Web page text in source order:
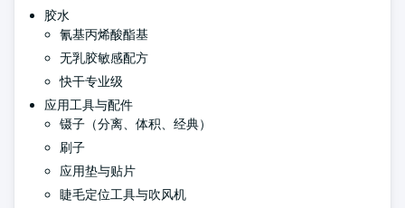
胶水
氰基丙烯酸酯基
无乳胶敏感配方
快干专业级
应用工具与配件
镊子（分离、体积、经典）
刷子
应用垫与贴片
睫毛定位工具与吹风机